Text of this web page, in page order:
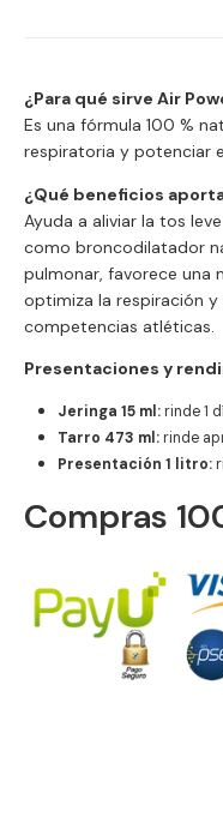
¿Para qué sirve Air
Es una fórmula 100 %
respiratoria y potenciar
¿Qué beneficios
Ayuda a aliviar la tos
como broncodilatador
pulmonar, favorece una
optimiza la respiración
competencias atléticas.
Presentaciones y
Jeringa 15 ml: rinde 1
Tarro 473 ml: rinde
Presentación 1 litro:
Compras